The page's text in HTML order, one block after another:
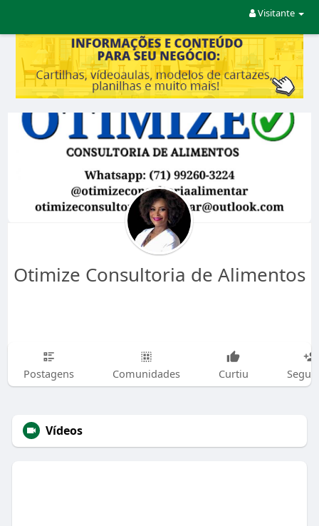
Visitante
Otimize Consultoria de Alimentos
Postagens Comunidades Curtiu
Vídeos